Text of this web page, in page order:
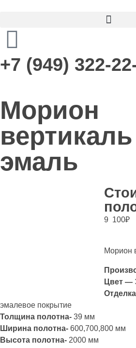
+7 (949) 322-
Морион
эмаль
9 100₽
Морион
Цвет —
эмалевое покрытие
Толщина полотна- 39 мм
Ширина полотна- 600,700,800 мм
Высота полотна- 2000 мм